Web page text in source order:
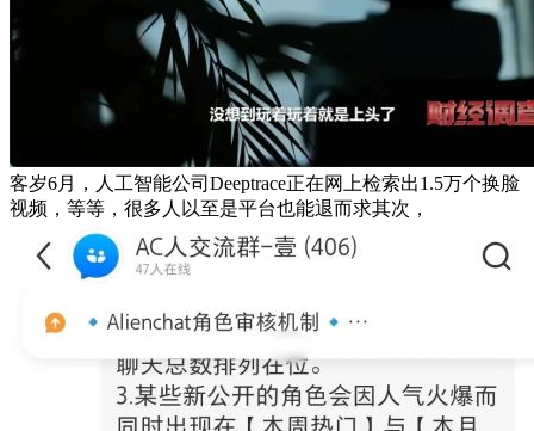
客岁6月，人工智能公司Deeptrace正在网上检索出1.5万个换脸
视频，等等，很多人以至是平台也能退而求其次，